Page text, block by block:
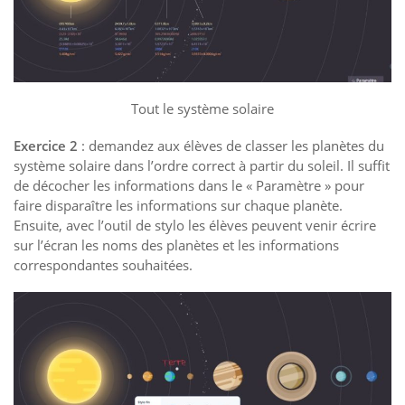
Tout le système solaire
Exercice 2 : demandez aux élèves de classer les planètes du
système solaire dans l’ordre correct à partir du soleil. Il suffit
de décocher les informations dans le « Paramètre » pour
faire disparaître les informations sur chaque planète.
Ensuite, avec l’outil de stylo les élèves peuvent venir écrire
sur l’écran les noms des planètes et les informations
correspondantes souhaitées.